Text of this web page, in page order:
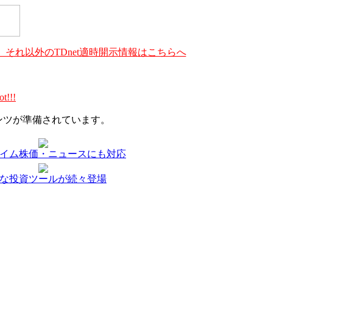
れ以外のTDnet適時開示情報はこちらへ
が準備されています。
ム株価・ニュースにも対応
投資ツールが続々登場